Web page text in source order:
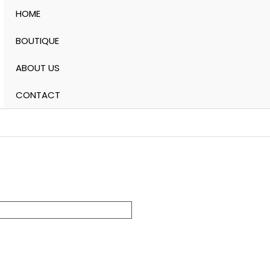
HOME
BOUTIQUE
ABOUT US
CONTACT